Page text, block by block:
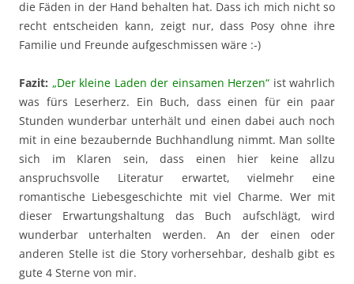
die Fäden in der Hand behalten hat. Dass ich mich nicht so
recht entscheiden kann, zeigt nur, dass Posy ohne ihre
Familie und Freunde aufgeschmissen wäre :-)
Fazit: „Der kleine Laden der einsamen Herzen“ ist wahrlich
was fürs Leserherz. Ein Buch, dass einen für ein paar
Stunden wunderbar unterhält und einen dabei auch noch
mit in eine bezaubernde Buchhandlung nimmt. Man sollte
sich im Klaren sein, dass einen hier keine allzu
anspruchsvolle Literatur erwartet, vielmehr eine
romantische Liebesgeschichte mit viel Charme. Wer mit
dieser Erwartungshaltung das Buch aufschlägt, wird
wunderbar unterhalten werden. An der einen oder
anderen Stelle ist die Story vorhersehbar, deshalb gibt es
gute 4 Sterne von mir.